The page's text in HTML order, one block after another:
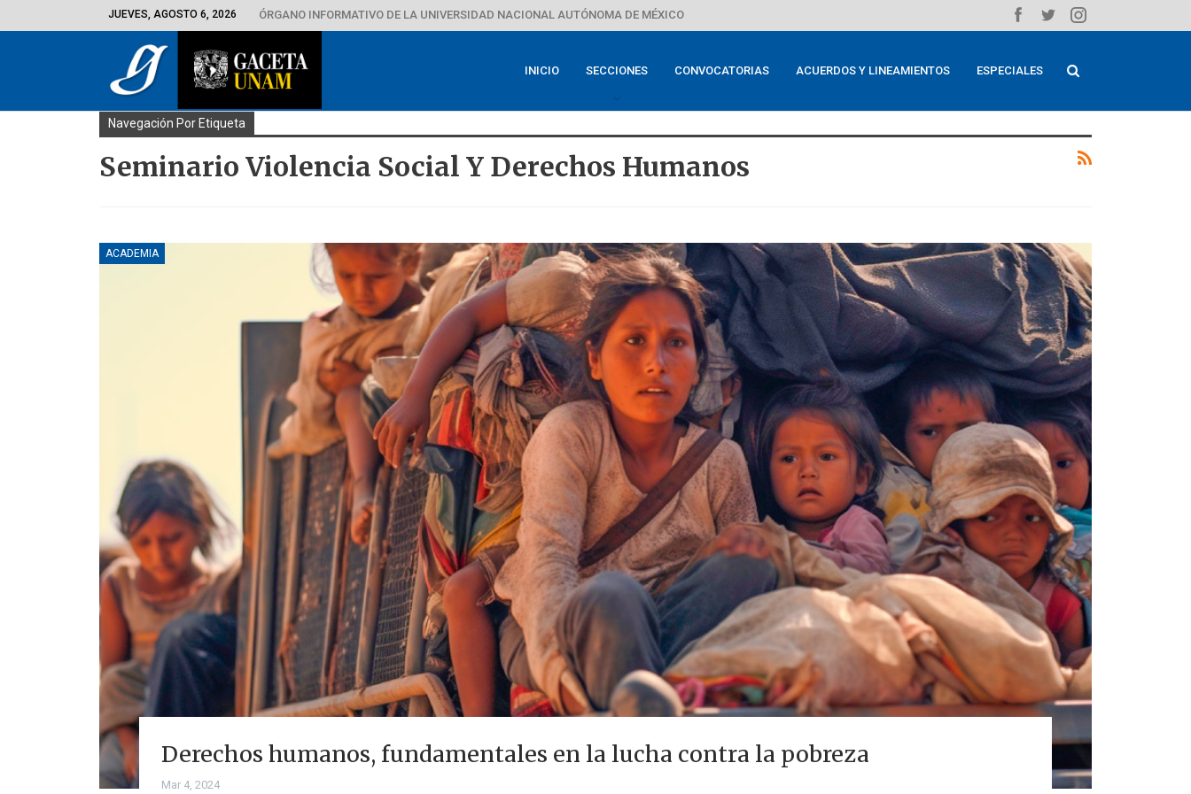
JUEVES, AGOSTO 6, 2026 ÓRGANO INFORMATIVO DE LA UNIVERSIDAD NACIONAL AUTÓNOMA DE MÉXICO
INICIO SECCIONES CONVOCATORIAS ACUERDOS Y LINEAMIENTOS ESPECIALES
Navegación Por Etiqueta
Seminario Violencia Social Y Derechos Humanos
ACADEMIA
Derechos humanos, fundamentales en la lucha contra la pobreza
Mar 4, 2024